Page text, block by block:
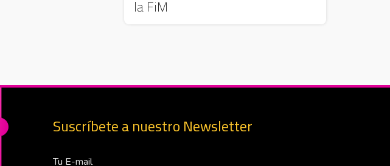
la FiM
Suscríbete a nuestro Newsletter
Correo Electrónico